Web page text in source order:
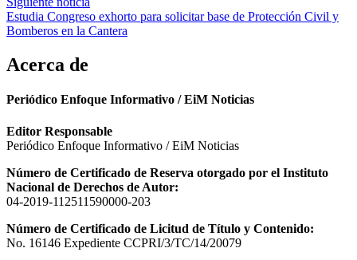
entradas
Estudia Congreso exhorto para solicitar base de Protección Civil y
Bomberos en la Cantera
Acerca de
Periódico Enfoque Informativo / EiM Noticias
Editor Responsable
Periódico Enfoque Informativo / EiM Noticias
Número de Certificado de Reserva otorgado por el Instituto
Nacional de Derechos de Autor:
04-2019-112511590000-203
Número de Certificado de Licitud de Título y Contenido:
No. 16146 Expediente CCPRI/3/TC/14/20079